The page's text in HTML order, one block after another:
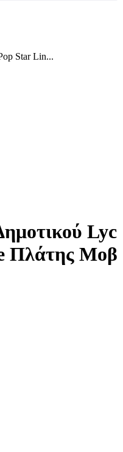
Star Lin...
Lyc
Πλάτης Μοβ